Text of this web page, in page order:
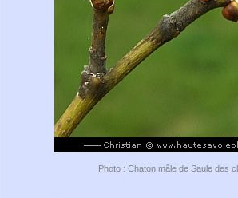
Photo : Chaton mâle de Saule des